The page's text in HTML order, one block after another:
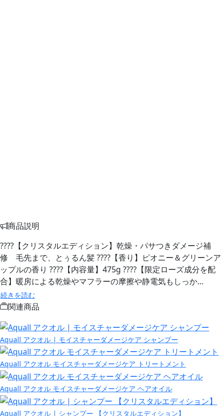
商品説明
????【クリスタルエディション】乾燥・パサつきダメージ補
修 毛先まで、とぅるん髪 ????【香り】ピオニー＆グリーンア
ップルの香り ????【内容量】475g ????【限定ローズ成分を配
合】暖房による乾燥やマフラーの摩擦や静電気もしっか…
続きを読む
関連商品
Aquall アクオル | モイスチャーダメージケア シャンプー
Aquall アクオル モイスチャーダメージケア トリートメント
Aquall アクオル モイスチャーダメージケア ヘアオイル
Aquall アクオル | シャンプー 【クリスタルエディション】